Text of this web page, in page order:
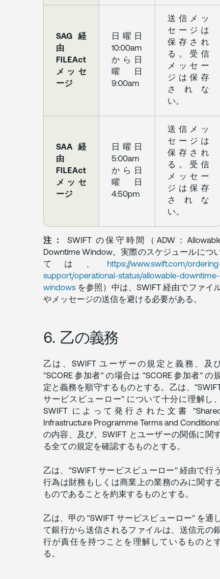
SAG 経
由
FILEAct
メッセ
ージ
日曜日
10:00am
から日
曜日
9:00am
送信メッ
セージは
保存され
る。受信
メッセー
ジは保存
されな
い。
SAA 経
由
FILEAct
メッセ
ージ
日曜日
5:00am
から日
曜日
4:50pm
送信メッ
セージは
保存され
る。受信
メッセー
ジは保存
されな
い。
注：
SWIFT の保守時間（ADW：
Downtime Window。実際のスケジュールにつ
ては、
https://www.swift.com/
support/operational-status/allowable-downtime-
windowsを参照）中は、SWIFT 経由でファイ
やメッセージの送信を避ける必要がある。
6. 乙の義務
乙は、SWIFT ユーザーの規定と義務、及
"SCORE 参加者" の場合は "SCORE 参加者" の
定と義務を順守するものとする。乙は、
サービスビューロー" について十分に理解し
SWIFT によって発行された文書
Infrastructure Programme Terms and
の内容、及び、SWIFT とユーザーの関係に関
る全ての規定を確認するものとする。
乙は、"SWIFT サービスビューロー" 経由で行
行為は財務もしくは商業上の業務のみに関す
ものであることを約束するものとする。
乙は、甲の "SWIFT サービスビューロー" を通
て銀行から送信されるファイルは、送信元の
行が責任を持つことを理解しているものと
る。